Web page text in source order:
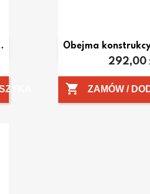
Obejma
Cena
292,00
 ZAMÓW /
 Szybki